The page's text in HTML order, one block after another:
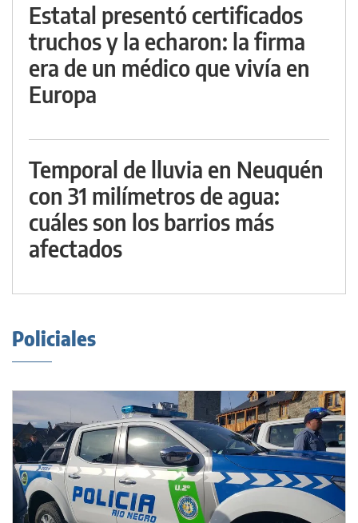
Estatal presentó certificados
truchos y la echaron: la firma
era de un médico que vivía en
Europa
Temporal de lluvia en Neuquén
con 31 milímetros de agua:
cuáles son los barrios más
afectados
Policiales